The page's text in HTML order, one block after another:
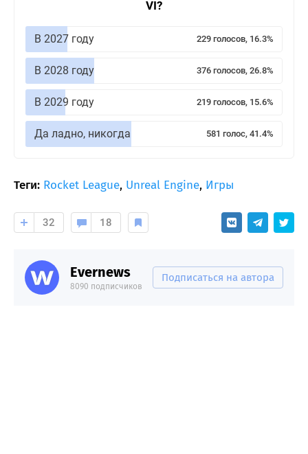
VI?
В 2027 году 229 голосов, 16.3%
В 2028 году 376 голосов, 26.8%
В 2029 году 219 голосов, 15.6%
Да ладно, никогда 581 голос, 41.4%
Теги: Rocket League, Unreal Engine, Игры
32 18
Evernews
8090 подписчиков
Подписаться на автора